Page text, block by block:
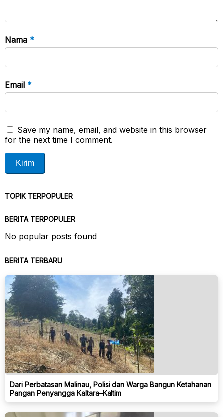
Nama *
Email *
Save my name, email, and website in this browser
for the next time I comment.
TOPIK TERPOPULER
BERITA TERPOPULER
No popular posts found
BERITA TERBARU
Dari Perbatasan Malinau, Polisi dan Warga Bangun Ketahanan
Pangan Penyangga Kaltara–Kaltim